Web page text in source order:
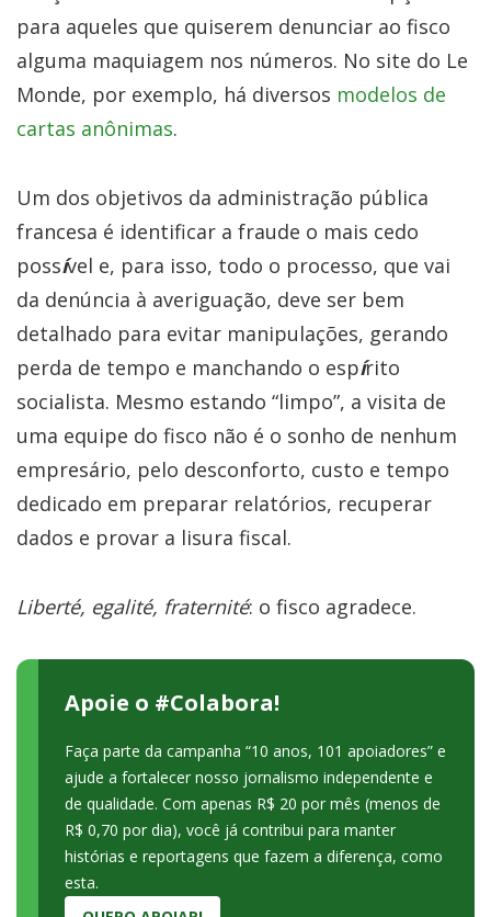
para aqueles que quiserem denunciar ao fisco
alguma maquiagem nos números. No site do Le
Monde, por exemplo, há diversos modelos de
cartas anônimas.
Um dos objetivos da administração pública
francesa é identificar a fraude o mais cedo
possível e, para isso, todo o processo, que vai
da denúncia à averiguação, deve ser bem
detalhado para evitar manipulações, gerando
perda de tempo e manchando o espírito
socialista. Mesmo estando “limpo”, a visita de
uma equipe do fisco não é o sonho de nenhum
empresário, pelo desconforto, custo e tempo
dedicado em preparar relatórios, recuperar
dados e provar a lisura fiscal.
Liberté, egalité, fraternité: o fisco agradece.
Apoie o #Colabora!
Faça parte da campanha “10 anos, 101 apoiadores” e
ajude a fortalecer nosso jornalismo independente e
de qualidade. Com apenas R$ 20 por mês (menos de
R$ 0,70 por dia), você já contribui para manter
histórias e reportagens que fazem a diferença, como
esta.